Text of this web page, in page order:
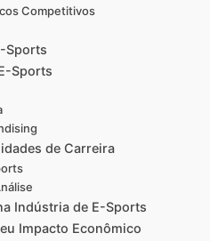
Competitivos
Sports
Sports
de Carreira
Indústria de E-Sports
Impacto Econômico